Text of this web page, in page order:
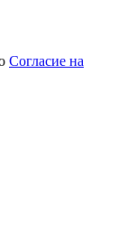
Согласие на